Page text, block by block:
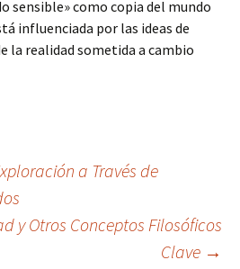
sensible» como copia del mundo
influenciada por las ideas de
la realidad sometida a cambio
a Través de
y Otros Conceptos Filosóficos
Clave →